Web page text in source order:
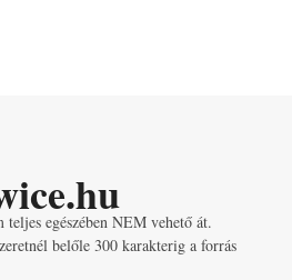
egészében NEM vehető át.
belőle 300 karakterig a forrás